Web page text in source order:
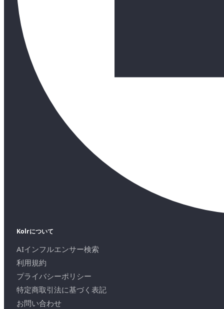
Kolrについて
AIインフルエンサー検索
利用規約
プライバシーポリシー
特定商取引法に基づく表記
お問い合わせ